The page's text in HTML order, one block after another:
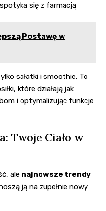
się z farmacją
Postawę w
sałatki i smoothie. To
które działają jak
i optymalizując funkcje
Twoje Ciało w
ale najnowsze trendy
ją na zupełnie nowy